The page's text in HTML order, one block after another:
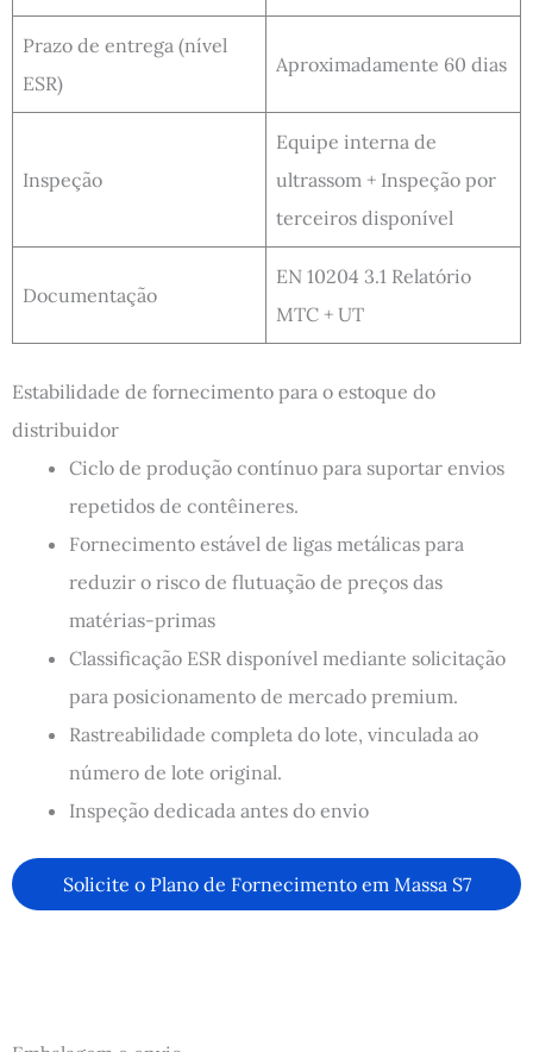
Prazo de entrega (nível
ESR)
Aproximadamente 60 dias
Inspeção
Equipe interna de
ultrassom + Inspeção por
terceiros disponível
Documentação
EN 10204 3.1 Relatório
MTC + UT
Estabilidade de fornecimento para o estoque do
distribuidor
Ciclo de produção contínuo para suportar envios
repetidos de contêineres.
Fornecimento estável de ligas metálicas para
reduzir o risco de flutuação de preços das
matérias-primas
Classificação ESR disponível mediante solicitação
para posicionamento de mercado premium.
Rastreabilidade completa do lote, vinculada ao
número de lote original.
Inspeção dedicada antes do envio
Solicite o Plano de Fornecimento em Massa S7